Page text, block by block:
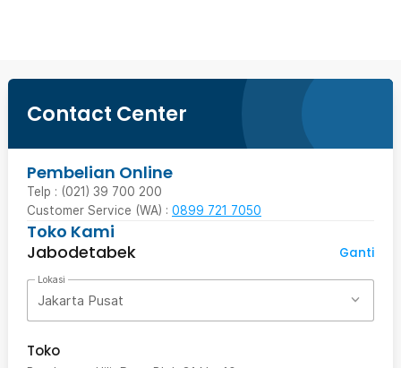
Contact Center
Pembelian Online
Telp : (021) 39 700 200
Customer Service (WA) : 0899 721 7050
Toko Kami
Jabodetabek
Ganti
Lokasi
Jakarta Pusat
Toko